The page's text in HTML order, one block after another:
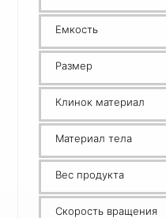
Емкость
Размер
Клинок материал
Материал тела
Вес продукта
Скорость вращения